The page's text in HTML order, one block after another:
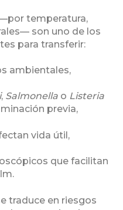
temperatura,
son uno de los
para transferir:
ambientales,
, Salmonella o Listeria
previa,
vida útil,
que facilitan
traduce en riesgos